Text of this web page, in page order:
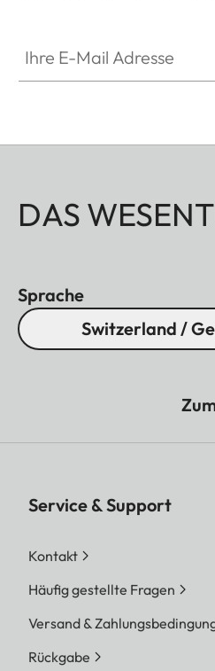
DAS
Sprache
Switzerland /
Service & Support
Kontakt
Häufig gestellte Fragen
Versand &
Rückgabe